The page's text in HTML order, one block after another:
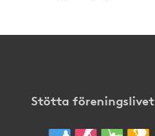
Stötta föreningslivet